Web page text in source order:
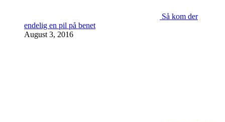
Så kom der
endelig en pil på benet
August 3, 2016